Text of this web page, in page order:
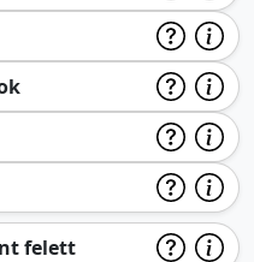
felett